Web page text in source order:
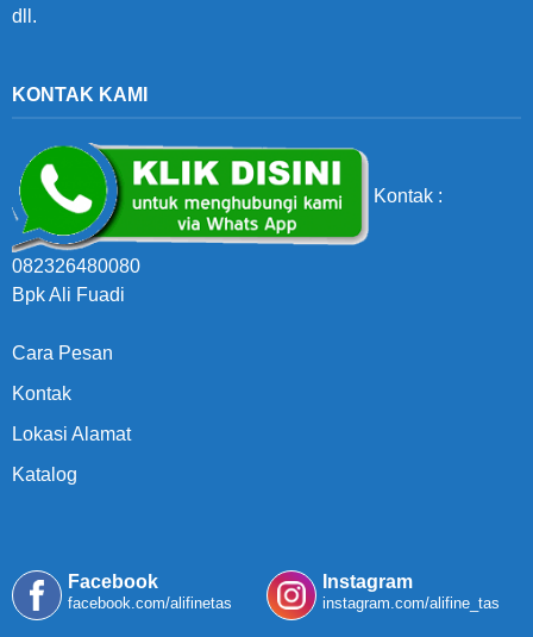
dll.
KONTAK KAMI
Kontak :
082326480080
Bpk Ali Fuadi
Cara Pesan
Kontak
Lokasi Alamat
Katalog
Facebook
facebook.com/alifinetas
Instagram
instagram.com/alifine_tas